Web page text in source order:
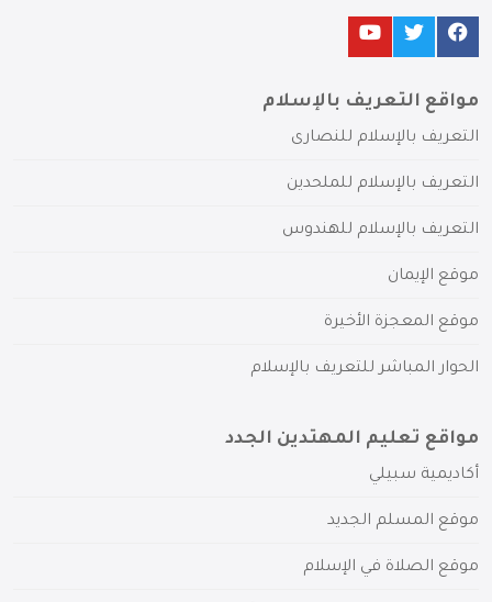
مواقع التعريف بالإسلام
التعريف بالإسلام للنصارى
التعريف بالإسلام للملحدين
التعريف بالإسلام للهندوس
موقع الإيمان
موقع المعجزة الأخيرة
الحوار المباشر للتعريف بالإسلام
مواقع تعليم المهتدين الجدد
أكاديمية سبيلي
موقع المسلم الجديد
موقع الصلاة في الإسلام